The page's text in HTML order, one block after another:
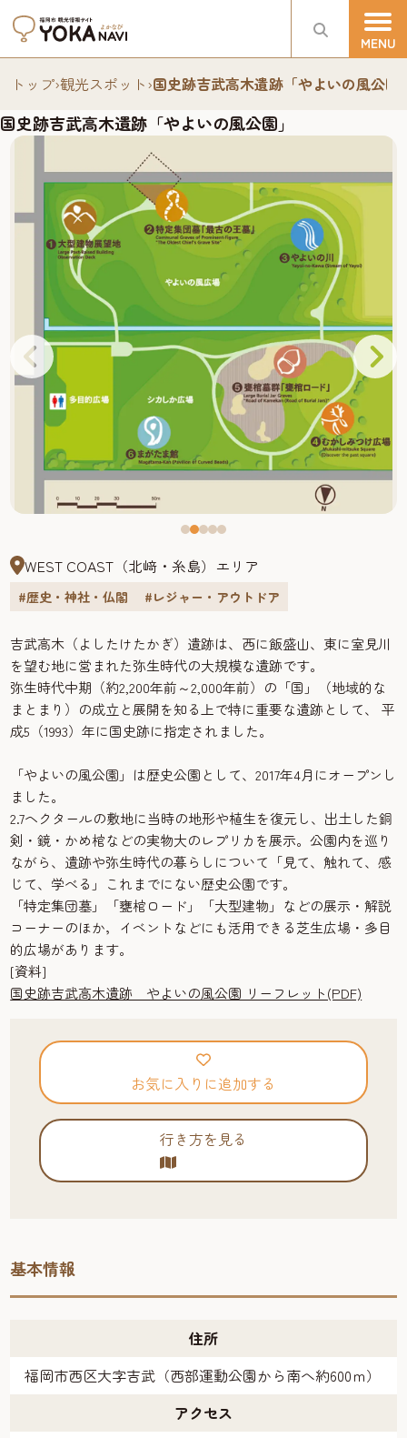
トップ›観光スポット›国史跡吉武高木遺跡「やよいの風公園
国史跡吉武高木遺跡「やよいの風公園」
WEST COAST（北﨑・糸島）エリア
#歴史・神社・仏閣 #レジャー・アウトドア
吉武高木（よしたけたかぎ）遺跡は、西に飯盛山、東に室見川
を望む地に営まれた弥生時代の大規模な遺跡です。
弥生時代中期（約2,200年前～2,000年前）の「国」（地域的な
まとまり）の成立と展開を知る上で特に重要な遺跡として、 平
成5（1993）年に国史跡に指定されました。
「やよいの風公園」は歴史公園として、2017年4月にオープンし
ました。
2.7ヘクタールの敷地に当時の地形や植生を復元し、出土した銅
剣・鏡・かめ棺などの実物大のレプリカを展示。公園内を巡り
ながら、遺跡や弥生時代の暮らしについて「見て、触れて、感
じて、学べる」これまでにない歴史公園です。
「特定集団墓」「甕棺ロード」「大型建物」などの展示・解説
コーナーのほか，イベントなどにも活用できる芝生広場・多目
的広場があります。
[資料]
国史跡吉武高木遺跡 やよいの風公園 リーフレット(PDF)
お気に入りに追加する
行き方を見る
基本情報
住所
福岡市西区大字吉武（西部運動公園から南へ約600ｍ）
アクセス